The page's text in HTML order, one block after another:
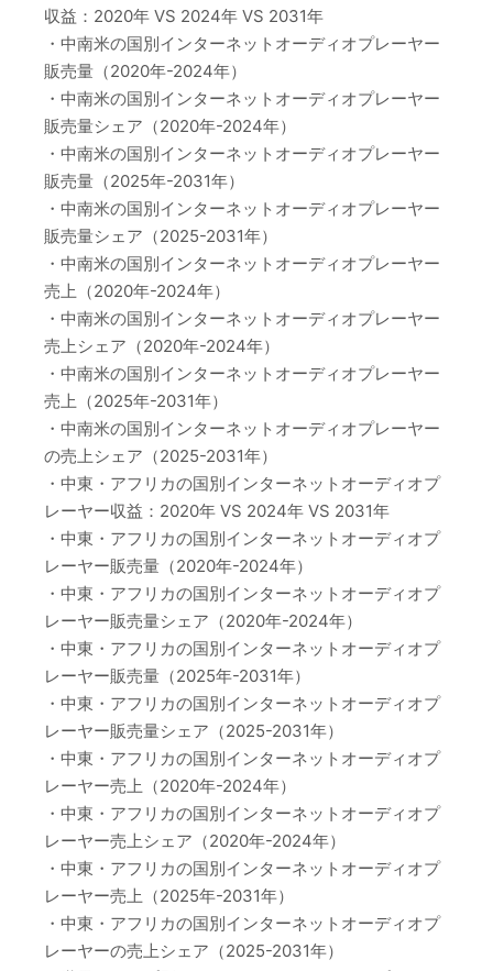
収益：2020年 VS 2024年 VS 2031年
・中南米の国別インターネットオーディオプレーヤー
販売量（2020年-2024年）
・中南米の国別インターネットオーディオプレーヤー
販売量シェア（2020年-2024年）
・中南米の国別インターネットオーディオプレーヤー
販売量（2025年-2031年）
・中南米の国別インターネットオーディオプレーヤー
販売量シェア（2025-2031年）
・中南米の国別インターネットオーディオプレーヤー
売上（2020年-2024年）
・中南米の国別インターネットオーディオプレーヤー
売上シェア（2020年-2024年）
・中南米の国別インターネットオーディオプレーヤー
売上（2025年-2031年）
・中南米の国別インターネットオーディオプレーヤー
の売上シェア（2025-2031年）
・中東・アフリカの国別インターネットオーディオプ
レーヤー収益：2020年 VS 2024年 VS 2031年
・中東・アフリカの国別インターネットオーディオプ
レーヤー販売量（2020年-2024年）
・中東・アフリカの国別インターネットオーディオプ
レーヤー販売量シェア（2020年-2024年）
・中東・アフリカの国別インターネットオーディオプ
レーヤー販売量（2025年-2031年）
・中東・アフリカの国別インターネットオーディオプ
レーヤー販売量シェア（2025-2031年）
・中東・アフリカの国別インターネットオーディオプ
レーヤー売上（2020年-2024年）
・中東・アフリカの国別インターネットオーディオプ
レーヤー売上シェア（2020年-2024年）
・中東・アフリカの国別インターネットオーディオプ
レーヤー売上（2025年-2031年）
・中東・アフリカの国別インターネットオーディオプ
レーヤーの売上シェア（2025-2031年）